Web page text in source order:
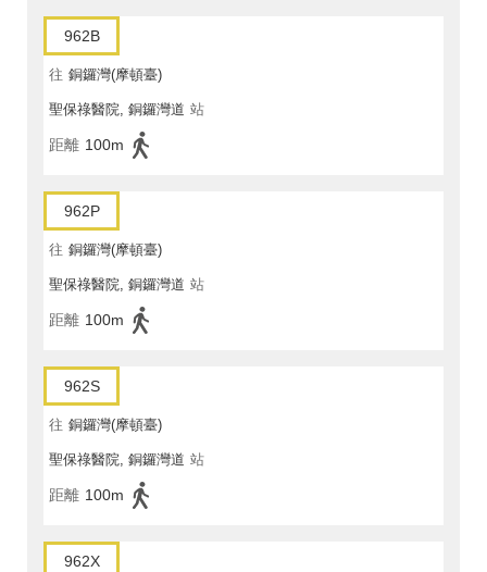
962B
往 銅鑼灣(摩頓臺)
聖保祿醫院, 銅鑼灣道 站
距離 100m
962P
往 銅鑼灣(摩頓臺)
聖保祿醫院, 銅鑼灣道 站
距離 100m
962S
往 銅鑼灣(摩頓臺)
聖保祿醫院, 銅鑼灣道 站
距離 100m
962X